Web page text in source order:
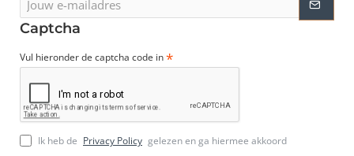
e-
mailadres
Captcha
Vul hieronder de captcha code in
Ik heb de Privacy Policy gelezen en ga hiermee akkoord